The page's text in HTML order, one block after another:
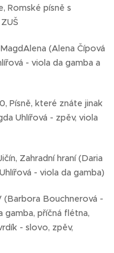
Romské písně s
(Alena Čípová
- viola da gamba a
Písně, které znáte jinak
Uhlířová - zpěv, viola
Zahradní hraní (Daria
- viola da gamba)
(Barbora Bouchnerová -
gamba, příčná flétna,
- slovo, zpěv,